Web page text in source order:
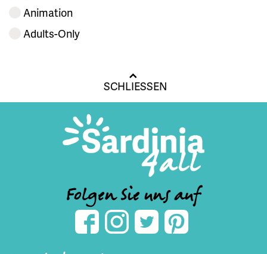
Animation
Adults-Only
SCHLIESSEN
Folgen Sie uns auf